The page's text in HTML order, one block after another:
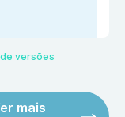
versões
mais